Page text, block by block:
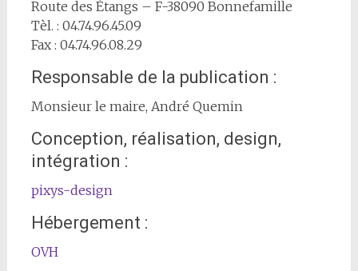
Route des Étangs – F-38090 Bonnefamille
Tèl. : 04.74.96.45.09
Fax : 04.74.96.08.29
Responsable de la publication :
Monsieur le maire, André Quemin
Conception, réalisation, design,
intégration :
pixys-design
Hébergement :
OVH